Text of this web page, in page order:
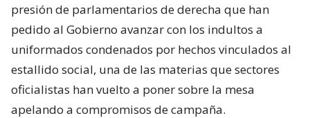
presión de parlamentarios de derecha que han
pedido al Gobierno avanzar con los indultos a
uniformados condenados por hechos vinculados al
estallido social, una de las materias que sectores
oficialistas han vuelto a poner sobre la mesa
apelando a compromisos de campaña.